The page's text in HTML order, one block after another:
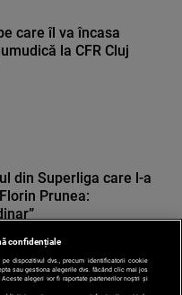
care îl va încasa
la CFR Cluj
din Superliga care l-a
Prunea:
confidențiale
dispozitivul dvs., precum identificatorii cookie
sau gestiona alegerile dvs. făcând clic mai jos
alegeri vor fi raportate partenerilor noștri și